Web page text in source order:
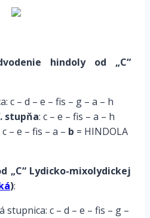
hindolyod „C“
c – d – e – fis – g – a – h
stupňa: c – e – fis – a – h
c – e – fis – a – b = HINDOLA
„C“ Lydicko-mixolydickej
):
stupnica: c – d – e – fis – g –